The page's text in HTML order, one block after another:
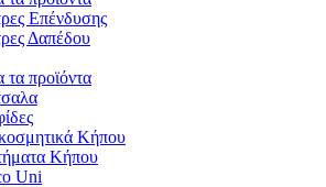
Επένδυσης
Δαπέδου
προϊόντα
Κήπου
Κήπου
Uni